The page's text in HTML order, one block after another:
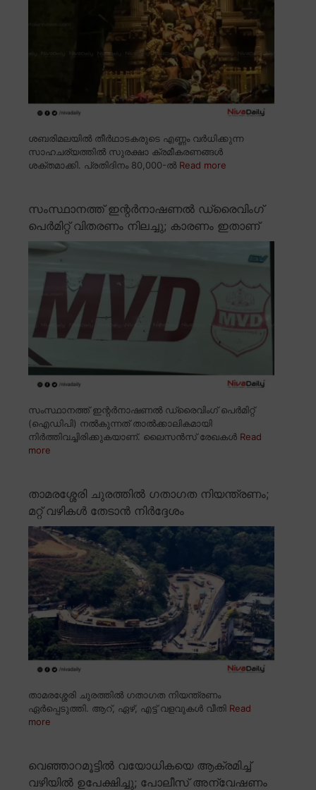
ശബരിമലയിൽ തീർഥാടകരുടെ എണ്ണം വർധിക്കുന്ന
സാഹചര്യത്തിൽ സുരക്ഷാ ക്രമീകരണങ്ങൾ
ശക്തമാക്കി. പ്രതിദിനം 80,000-ൽ Read more
സംസ്ഥാനത്ത് ഇന്റർനാഷണൽ ഡ്രൈവിംഗ്
പെർമിറ്റ് വിതരണം നിലച്ചു; കാരണം ഇതാണ്
സംസ്ഥാനത്ത് ഇന്റർനാഷണൽ ഡ്രൈവിംഗ് പെർമിറ്റ്
(ഐഡിപി) നൽകുന്നത് താൽക്കാലികമായി
നിർത്തിവച്ചിരിക്കുകയാണ്. ലൈസൻസ് രേഖകൾ Read
more
താമരശ്ശേരി ചുരത്തിൽ ഗതാഗത നിയന്ത്രണം;
മറ്റ് വഴികൾ തേടാൻ നിർദ്ദേശം
താമരശ്ശേരി ചുരത്തിൽ ഗതാഗത നിയന്ത്രണം
ഏർപ്പെടുത്തി. ആറ്, ഏഴ്, എട്ട് വളവുകൾ വീതി Read
more
വെഞ്ഞാറമൂട്ടിൽ വയോധികയെ ആക്രമിച്ച്
വഴിയിൽ ഉപേക്ഷിച്ചു; പോലീസ് അന്വേഷണം